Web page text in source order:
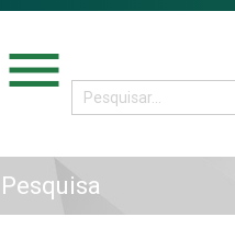
menu
Pesquisa